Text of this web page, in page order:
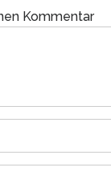
Kommentar